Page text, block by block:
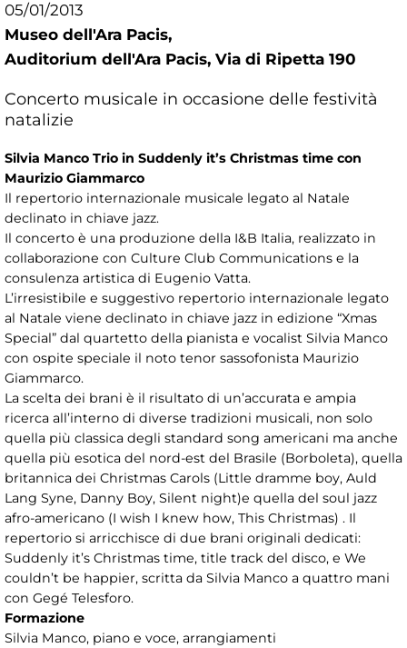
05/01/2013
Museo dell'Ara Pacis,
Auditorium dell'Ara Pacis, Via di Ripetta 190
Concerto musicale in occasione delle festività
natalizie
Silvia Manco Trio in Suddenly it’s Christmas time con
Maurizio Giammarco
Il repertorio internazionale musicale legato al Natale
declinato in chiave jazz.
Il concerto è una produzione della I&B Italia, realizzato in
collaborazione con Culture Club Communications e la
consulenza artistica di Eugenio Vatta.
L’irresistibile e suggestivo repertorio internazionale legato
al Natale viene declinato in chiave jazz in edizione “Xmas
Special” dal quartetto della pianista e vocalist Silvia Manco
con ospite speciale il noto tenor sassofonista Maurizio
Giammarco.
La scelta dei brani è il risultato di un’accurata e ampia
ricerca all’interno di diverse tradizioni musicali, non solo
quella più classica degli standard song americani ma anche
quella più esotica del nord-est del Brasile (Borboleta), quella
britannica dei Christmas Carols (Little dramme boy, Auld
Lang Syne, Danny Boy, Silent night)e quella del soul jazz
afro-americano (I wish I knew how, This Christmas) . Il
repertorio si arricchisce di due brani originali dedicati:
Suddenly it’s Christmas time, title track del disco, e We
couldn’t be happier, scritta da Silvia Manco a quattro mani
con Gegé Telesforo.
Formazione
Silvia Manco, piano e voce, arrangiamenti